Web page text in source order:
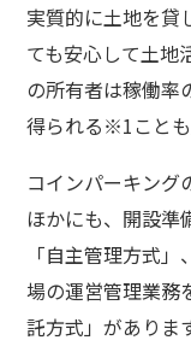
実質的に土地を貸
ても安心して土地
の所有者は稼働率
得られる※1ことも
コインパーキング
ほかにも、開設準
「自主管理方式
場の運営管理業務
託方式」がありま